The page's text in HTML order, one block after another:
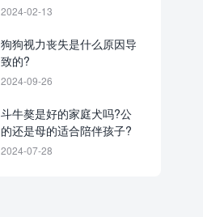
2024-02-13
狗狗视力丧失是什么原因导
致的?
2024-09-26
斗牛獒是好的家庭犬吗?公
的还是母的适合陪伴孩子?
2024-07-28